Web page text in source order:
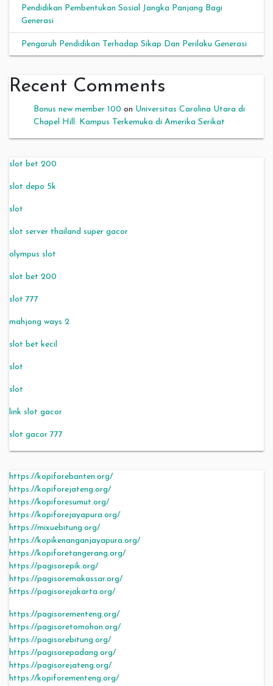
Pendidikan Pembentukan Sosial Jangka Panjang Bagi
Generasi
Pengaruh Pendidikan Terhadap Sikap Dan Perilaku Generasi
Recent Comments
Bonus new member 100 on Universitas Carolina Utara di
Chapel Hill: Kampus Terkemuka di Amerika Serikat
slot bet 200
slot depo 5k
slot
slot server thailand super gacor
olympus slot
slot bet 200
slot 777
mahjong ways 2
slot bet kecil
slot
slot
link slot gacor
slot gacor 777
https://kopiforebanten.org/
https://kopiforejateng.org/
https://kopiforesumut.org/
https://kopiforejayapura.org/
https://mixuebitung.org/
https://kopikenanganjayapura.org/
https://kopiforetangerang.org/
https://pagisorepik.org/
https://pagisoremakassar.org/
https://pagisorejakarta.org/
https://pagisorementeng.org/
https://pagisoretomohon.org/
https://pagisorebitung.org/
https://pagisorepadang.org/
https://pagisorejateng.org/
https://kopiforementeng.org/